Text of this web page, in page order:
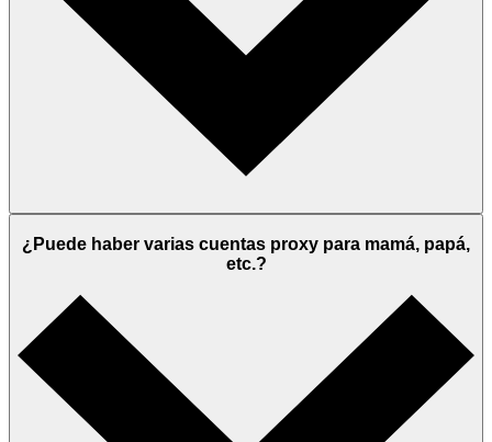
¿Puede haber varias cuentas proxy para mamá, papá,
etc.?